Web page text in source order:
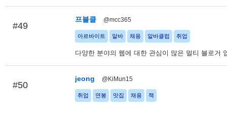
#49
프블클 @mcc365
아르바이트 알바 채용 알바클럽 취업
다양한 분야의 웹에 대한 관심이 많은 멀티 블로거
#50
jeong @KiMun15
취업 연봉 맛집 채용 책